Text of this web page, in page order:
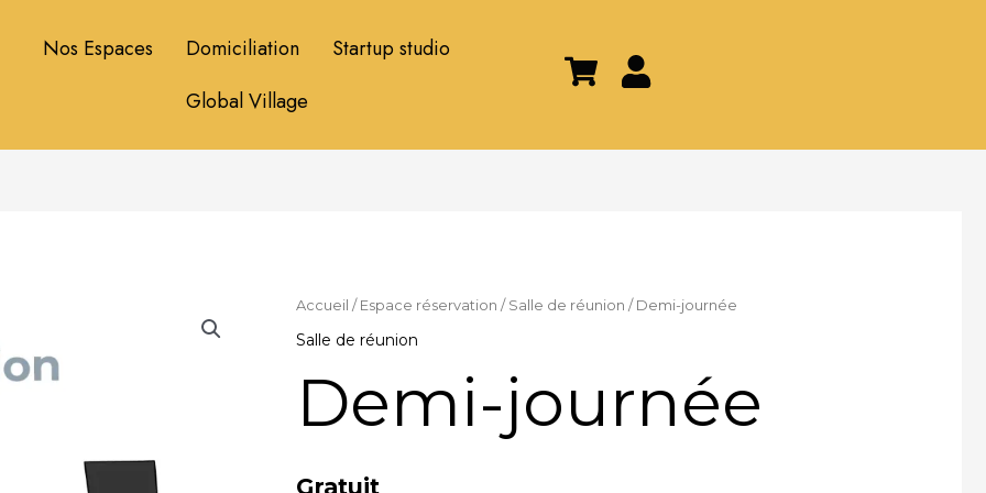
Nos Espaces Domiciliation
Startup studio
Global Village
Accueil / Espace réservation / Salle de réunion / Demi-journée
Salle de réunion
Demi-journée
Gratuit